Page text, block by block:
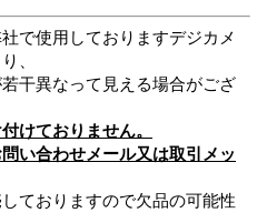
で使用しておりますデジカメ
、
干異なって見える場合がござ
けておりません。
い合わせメール又は取引メッ
ておりますので欠品の可能性